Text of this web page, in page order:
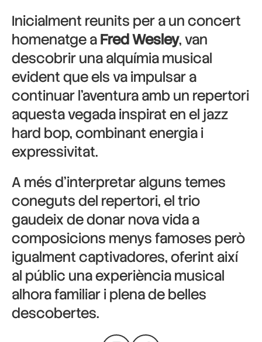
Inicialment reunits per a un concert
homenatge aFred Wesley, van
descobrir una alquímia musical
evident que els va impulsar a
continuar l’aventura amb un repertori
aquesta vegada inspirat en el jazz
hard bop, combinant energia i
expressivitat.
A més d’interpretar alguns temes
coneguts del repertori, el trio
gaudeix de donar nova vida a
composicions menys famoses però
igualment captivadores, oferint així
al públic una experiència musical
alhora familiar i plena de belles
descobertes.